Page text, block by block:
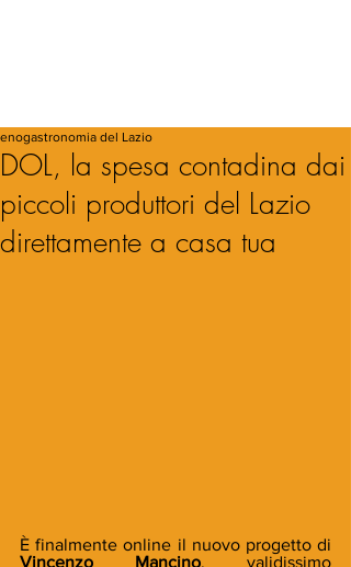
DOL, la spesa contadina dai
piccoli produttori del Lazio
direttamente a casa tua
enogastronomia del Lazio
Vincenzo Mancino, validissimo